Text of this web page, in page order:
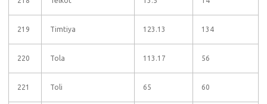
219 Timtiya 123.13 134
220 Tola 113.17 56
221 Toli 65 60